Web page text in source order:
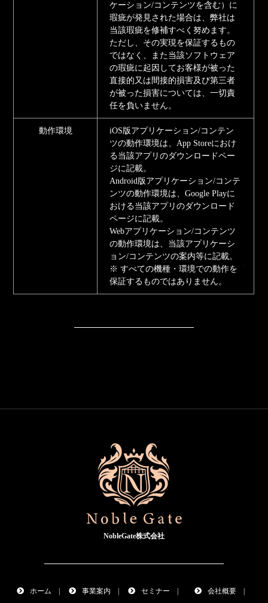
ケーション/コンテンツを含む）に
瑕疵が発見された場合は、弊社は
当該瑕疵を修補すべく努めます。
ただし、その実現を保証するもの
ではなく、また当該ソフトウェア
の瑕疵に起因してお客様が被った
直接的又は間接的損害及び第三者
が被った損害については、一切責
任を負いません。
動作環境
iOS版アプリケーション/コンテン
ツの動作環境は、App Storeにおけ
る当該アプリのダウンロードペー
ジに記載。
Android版アプリケーション/コンテ
ンツの動作環境は、Google Playに
おける当該アプリのダウンロード
ページに記載。
Webアプリケーション/コンテンツ
の動作環境は、当該アプリケーシ
ョン/コンテンツの案内等に記載。
※ すべての機種・環境での動作を
保証するものではありません。
NobleGate株式会社
ホーム 事業案内 セミナー 会社概要|